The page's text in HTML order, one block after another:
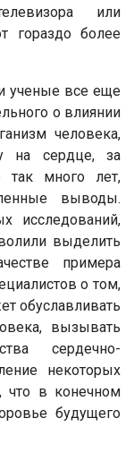
или
гораздо более
ученые все еще
о влиянии
человека,
на сердце, за
так много лет,
выводы.
исследований,
выделить
примера
о том,
обуславливать
вызывать
сердечно-
некоторых
что в конечном
будущего